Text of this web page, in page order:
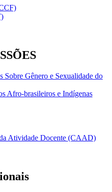
Gênero e Sexualidade do
Afro-brasileiros e Indígenas
Atividade Docente (CAAD)